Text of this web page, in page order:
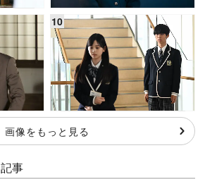
画像をもっと見る
事